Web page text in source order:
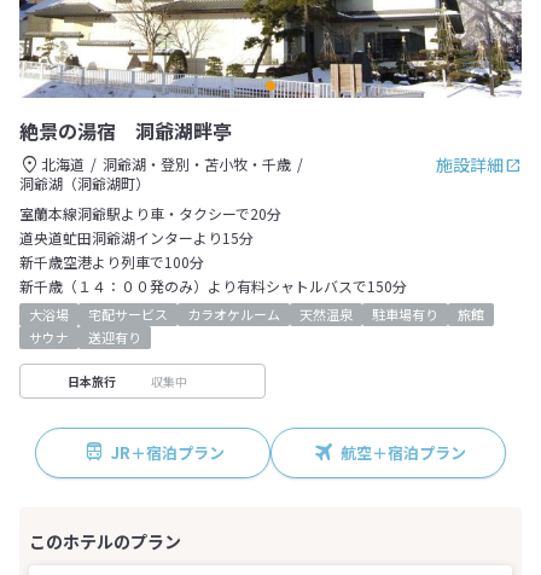
絶景の湯宿 洞爺湖畔亭
施設詳細
北海道
洞爺湖・登別・苫小牧・千歳
洞爺湖（洞爺湖町）
室蘭本線洞爺駅より車・タクシーで20分
道央道虻田洞爺湖インターより15分
新千歳空港より列車で100分
新千歳（１４：００発のみ）より有料シャトルバスで150分
大浴場 宅配サービス カラオケルーム 天然温泉 駐車場有り
旅館
サウナ
送迎有り
日本旅行 収集中
JR＋宿泊プラン 航空＋宿泊プラン